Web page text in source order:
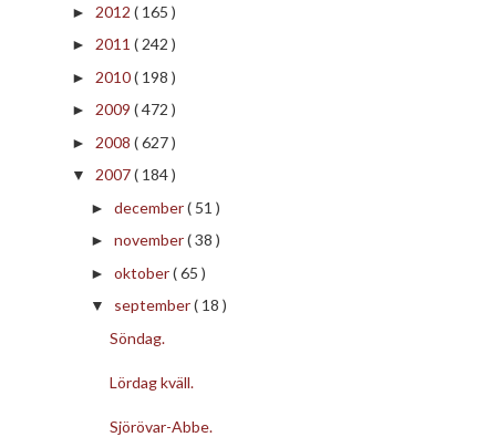
► 2012 ( 165 )
► 2011 ( 242 )
► 2010( 198 )
► 2009 ( 472 )
► 2008 ( 627 )
▼ 2007( 184 )
► december( 51 )
► november( 38 )
► oktober( 65 )
▼ september( 18 )
Söndag.
Lördag kväll.
Sjörövar-Abbe.